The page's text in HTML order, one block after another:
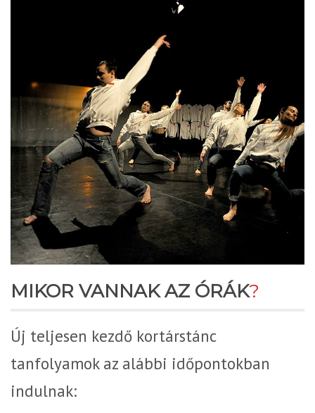
MIKOR VANNAK AZ ÓRÁK?
Új teljesen kezdő kortárstánc
tanfolyamok az alábbi időpontokban
indulnak: